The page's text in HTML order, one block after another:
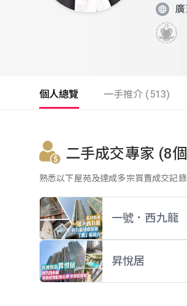
個人總覽 一手推介 (513)
二手成交專家 (8
熟悉以下屋苑及達成多宗買賣成交記錄
一號．西九龍
昇悅居